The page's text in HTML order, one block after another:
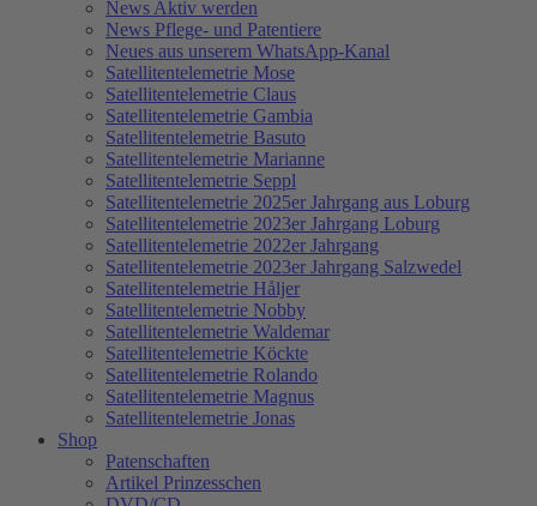
News Aktiv werden
News Pflege- und Patentiere
Neues aus unserem WhatsApp-Kanal
Satellitentelemetrie Mose
Satellitentelemetrie Claus
Satellitentelemetrie Gambia
Satellitentelemetrie Basuto
Satellitentelemetrie Marianne
Satellitentelemetrie Seppl
Satellitentelemetrie 2025er Jahrgang aus Loburg
Satellitentelemetrie 2023er Jahrgang Loburg
Satellitentelemetrie 2022er Jahrgang
Satellitentelemetrie 2023er Jahrgang Salzwedel
Satellitentelemetrie Håljer
Satellitentelemetrie Nobby
Satellitentelemetrie Waldemar
Satellitentelemetrie Köckte
Satellitentelemetrie Rolando
Satellitentelemetrie Magnus
Satellitentelemetrie Jonas
Shop
Patenschaften
Artikel Prinzesschen